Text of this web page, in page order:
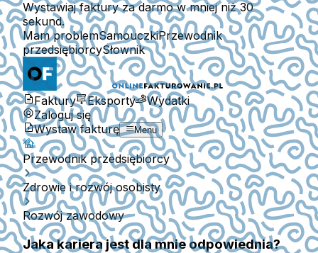
Wystawiaj faktury za darmo w mniej niż 30
sekund.
Mam problemSamouczkiPrzewodnik
przedsiębiorcySłownik
Faktury Eksporty
Wydatki
Zaloguj się
Wystaw fakturę
Menu
Przewodnik przedsiębiorcy
Zdrowie i rozwój osobisty
Rozwój zawodowy
Jaka kariera jest dla mnie odpowiednia?